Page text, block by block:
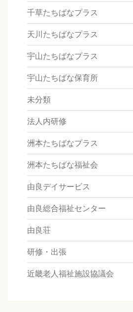
千草たちばなプラス
天川たちばなプラス
宇山たちばなプラス
宇山たちばな保育所
未分類
法人内研修
洲本たちばなプラス
洲本たちばな福祉会
由良デイサービス
由良総合福祉センター
由良荘
研修・出張
近畿老人福祉施設協議会